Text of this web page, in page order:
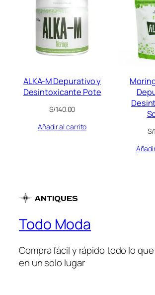
ALKA-M Depurativo y
Desintoxicante Pote
S/140.00
Añadir al carrito
S/
Todo Moda
Compra fácil y rápido todo lo
en un solo lugar